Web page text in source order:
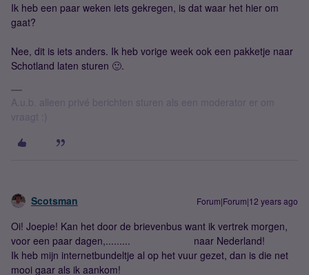
Ik heb een paar weken iets gekregen, is dat waar het hier om
gaat?
Nee, dit is iets anders. Ik heb vorige week ook een pakketje naar
Schotland laten sturen 🙂.
A.u.b. alleen privé berichten sturen als een moderator er om
vraagt :)
Scotsman Forum|Forum|12 years ago
Oi! Joepie! Kan het door de brievenbus want ik vertrek morgen,
voor een paar dagen,......... naar Nederland!
Ik heb mijn internetbundeltje al op het vuur gezet, dan is die net
mooi gaar als ik aankom!